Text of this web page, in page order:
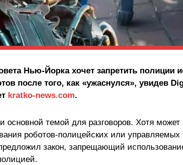
Нью-Йорка хочет запретить полиции
после того, как «ужаснулся», увидев
kratko-news.com.
основной темой для разговоров. Хотя может
роботов-полицейских или управляемых
закон, запрещающий